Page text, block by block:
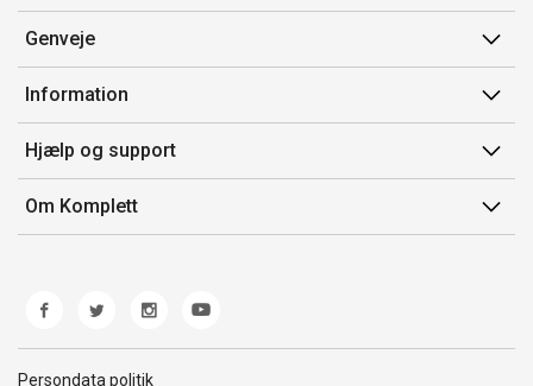
Genveje
Min side
Ordrehistorik
Gavekort
Information
Salgsbetingelser
Mærker/producent
Fortrydelsesret
Hjælp og support
Kontakt os
Kundeservice
Fejl/Mangler
Fragt og levering
Om Komplett
Persondata politik